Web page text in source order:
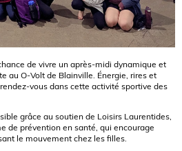
de vivre un après-midi dynamique et
au O-Volt de Blainville. Énergie, rires et
vous dans cette activité sportive des
grâce au soutien de Loisirs Laurentides,
de prévention en santé, qui encourage
le mouvement chez les filles.